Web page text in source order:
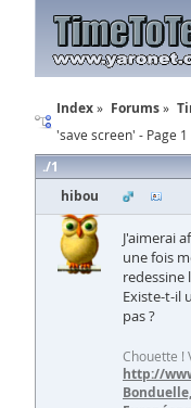
Index Forums
'save screen' - Page 1
1
hibou
J'aimerai
une fois
redessine
Existe-t-il
pas ?
Chouette !
http://